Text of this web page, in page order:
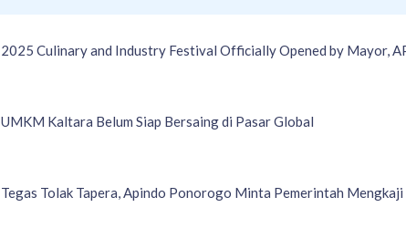
2025 Culinary and Industry Festival Officially Opened by Mayor,
UMKM Kaltara Belum Siap Bersaing di Pasar Global
Tegas Tolak Tapera, Apindo Ponorogo Minta Pemerintah Mengkaji